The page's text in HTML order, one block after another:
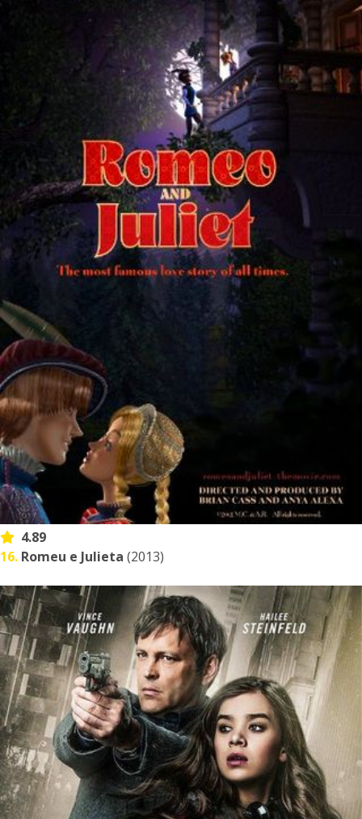
4.89
16. Romeu e Julieta (2013)